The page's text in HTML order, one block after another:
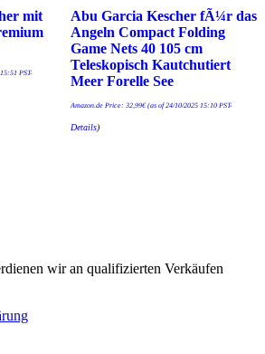
mit
PST-
Abu Garcia Kescher fÃ¼r das
Angeln Compact Folding
Game Nets 40 105 cm
Teleskopisch Kautchutiert
Meer Forelle See
Amazon.de Price: 32,99€(as of 24/10/2025 15:10 PST-
Details)
wir an qualifizierten Verkäufen